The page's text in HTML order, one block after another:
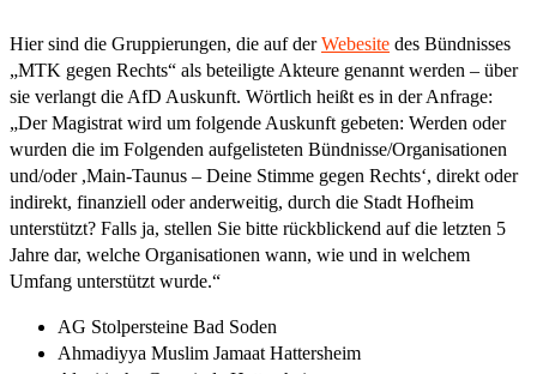
Hier sind die Gruppierungen, die auf derWebesite des Bündnisses
„MTK gegen Rechts“ als beteiligte Akteure genannt werden – über
sie verlangt die AfD Auskunft. Wörtlich heißt es in der Anfrage:
„Der Magistrat wird um folgende Auskunft gebeten: Werden oder
wurden die im Folgenden aufgelisteten Bündnisse/Organisationen
und/oder ,Main-Taunus – Deine Stimme gegen Rechts‘, direkt oder
indirekt, finanziell oder anderweitig, durch die Stadt Hofheim
unterstützt? Falls ja, stellen Sie bitte rückblickend auf die letzten 5
Jahre dar, welche Organisationen wann, wie und in welchem
Umfang unterstützt wurde.“
AG Stolpersteine Bad Soden
Ahmadiyya Muslim Jamaat Hattersheim